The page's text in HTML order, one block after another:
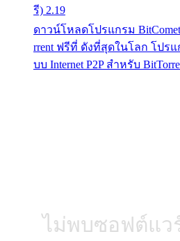
รี) 2.19
ดาวน์โหลดโปรแกรม
rrent ฟรีที่ ดังที่สุดในโลก โปร
บบ Internet P2P สำหรับ
ไม่พบซอฟต์แว